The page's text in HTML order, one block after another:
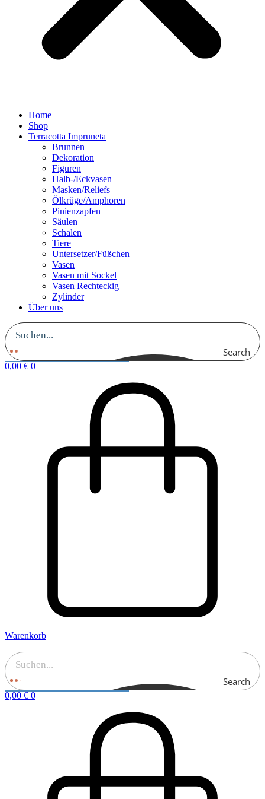
Home
Shop
Terracotta Impruneta
Brunnen
Dekoration
Figuren
Halb-/Eckvasen
Masken/Reliefs
Ölkrüge/Amphoren
Pinienzapfen
Säulen
Schalen
Tiere
Untersetzer/Füßchen
Vasen
Vasen mit Sockel
Vasen Rechteckig
Zylinder
Über uns
Search
0,00 € 0
Warenkorb
Search
0,00 € 0